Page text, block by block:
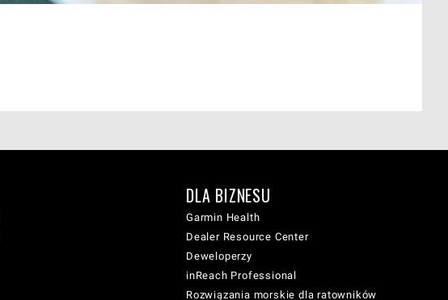
DLA BIZNESU
Garmin Health
Dealer Resource Center
Deweloperzy
inReach Professional
Rozwiązania morskie dla ratowników